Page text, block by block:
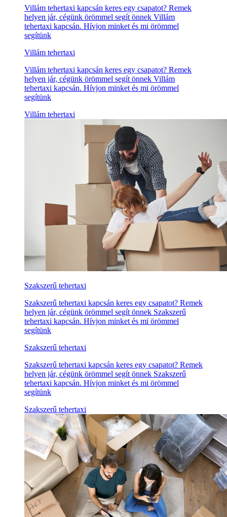
Villám tehertaxi kapcsán keres egy csapatot? Remek
helyen jár, cégünk örömmel segít önnek Villám
tehertaxi kapcsán. Hívjon minket és mi örömmel
segítünk
Villám tehertaxi
Villám tehertaxi kapcsán keres egy csapatot? Remek
helyen jár, cégünk örömmel segít önnek Villám
tehertaxi kapcsán. Hívjon minket és mi örömmel
segítünk
Villám tehertaxi
Szakszerű tehertaxi
Szakszerű tehertaxi kapcsán keres egy csapatot? Remek
helyen jár, cégünk örömmel segít önnek Szakszerű
tehertaxi kapcsán. Hívjon minket és mi örömmel
segítünk
Szakszerű tehertaxi
Szakszerű tehertaxi kapcsán keres egy csapatot? Remek
helyen jár, cégünk örömmel segít önnek Szakszerű
tehertaxi kapcsán. Hívjon minket és mi örömmel
segítünk
Szakszerű tehertaxi